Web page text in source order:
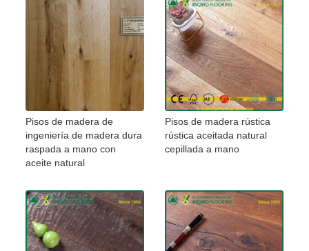
Pisos de madera de
ingeniería de madera dura
raspada a mano con
aceite natural
Pisos de madera rústica
rústica aceitada natural
cepillada a mano